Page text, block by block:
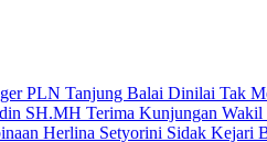
PLN Tanjung Balai Dinilai Tak
SH.MH Terima Kunjungan